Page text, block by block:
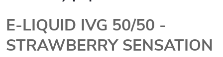
E-LIQUID IVG 50/50 -
STRAWBERRY SENSATION